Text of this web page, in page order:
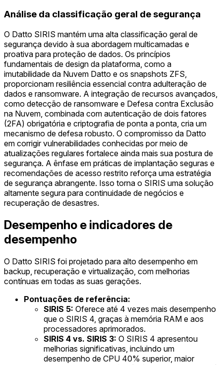
Análise da classificação geral de segurança
O Datto SIRIS mantém uma alta classificação geral de
segurança devido à sua abordagem multicamadas e
proativa para proteção de dados. Os princípios
fundamentais de design da plataforma, como a
imutabilidade da Nuvem Datto e os snapshots ZFS,
proporcionam resiliência essencial contra adulteração de
dados e ransomware. A integração de recursos avançados,
como detecção de ransomware e Defesa contra Exclusão
na Nuvem, combinada com autenticação de dois fatores
(2FA) obrigatória e criptografia de ponta a ponta, cria um
mecanismo de defesa robusto. O compromisso da Datto
em corrigir vulnerabilidades conhecidas por meio de
atualizações regulares fortalece ainda mais sua postura de
segurança. A ênfase em práticas de implantação seguras e
recomendações de acesso restrito reforça uma estratégia
de segurança abrangente. Isso torna o SIRIS uma solução
altamente segura para continuidade de negócios e
recuperação de desastres.
Desempenho e indicadores de
desempenho
O Datto SIRIS foi projetado para alto desempenho em
backup, recuperação e virtualização, com melhorias
contínuas em todas as suas gerações.
Pontuações de referência:
SIRIS 5: Oferece até 4 vezes mais desempenho
que o SIRIS 4, graças à memória RAM e aos
processadores aprimorados.
SIRIS 4 vs. SIRIS 3: O SIRIS 4 apresentou
melhorias significativas, incluindo um
desempenho de CPU 40% superior, maior